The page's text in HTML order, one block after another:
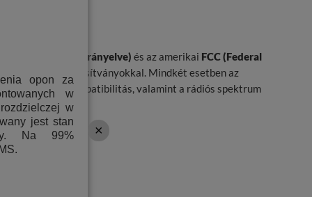
irányelve) és az amerikai FCC (Federal
megfelelő tanúsítványokkal. Mindkét esetben az
kompatibilitás, valamint a rádiós spektrum
opon za
w
w
jest stan
Na 99%